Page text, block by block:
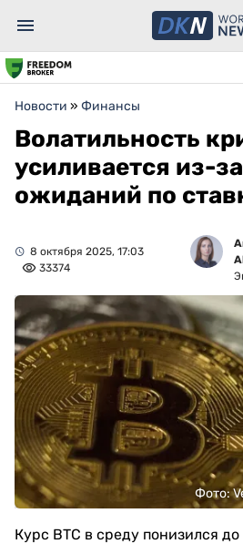
Новости » Финансы
Волатильность
усиливается из-
ожиданий по
8 октября 2025, 17:03
33374
Фото:
Курс BTC в среду понизился